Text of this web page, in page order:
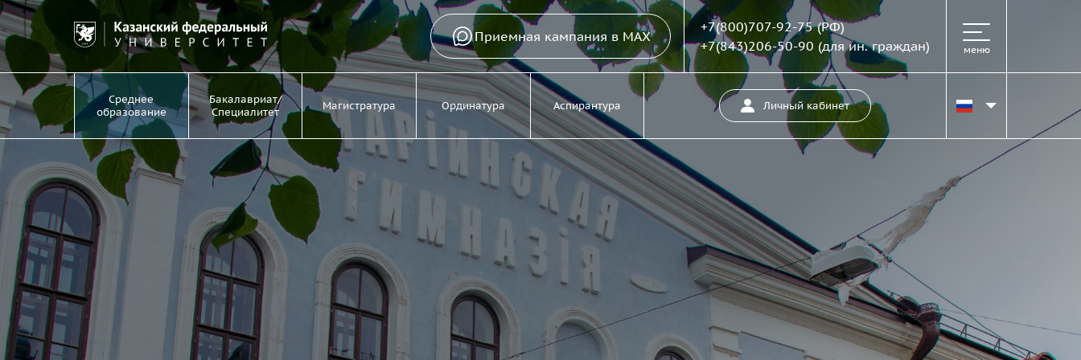
Приемная кампания в MAX
+7(800)707-92-75(РФ)
+7(843)206-50-90 (для ин. граждан) меню
Среднее
образование
Бакалавриат/
Специалитет
Магистратура Ординатура Аспирантура Личный кабинет